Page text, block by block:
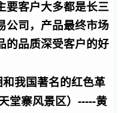
要客户大多都是长三
公司，产品最终市场
的品质深受客户的好
和我国著名的红色革
堂寨风景区） -----黄